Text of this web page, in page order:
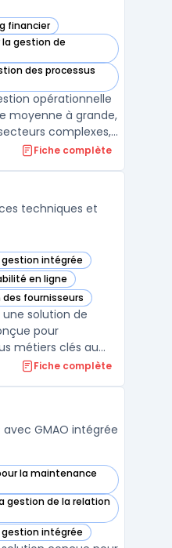
financier
catégorie
la gestion de
catégorie
des processus
catégorie
opérationnelle
moyenne à grande,
complexes,
logicielle
à la
Fiche complète
techniques et
gestion intégrée
catégorie
en ligne
catégorie
fournisseurs
catégorie
solution de
pour
métiers clés au
Accessible
ses modules
interconnectés. Cette ...
Fiche complète
avec GMAO intégrée
la maintenance
gestion de la relation
gestion intégrée